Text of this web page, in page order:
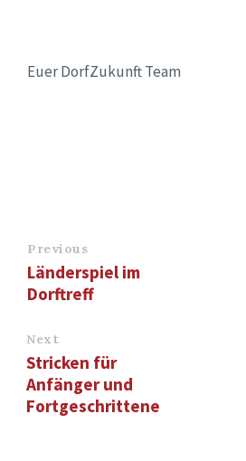
Euer DorfZukunft Team
Previous
Länderspiel im
Dorftreff
Next
Stricken für
Anfänger und
Fortgeschrittene